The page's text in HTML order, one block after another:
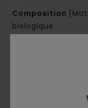
Composition
biologique
Livraison &